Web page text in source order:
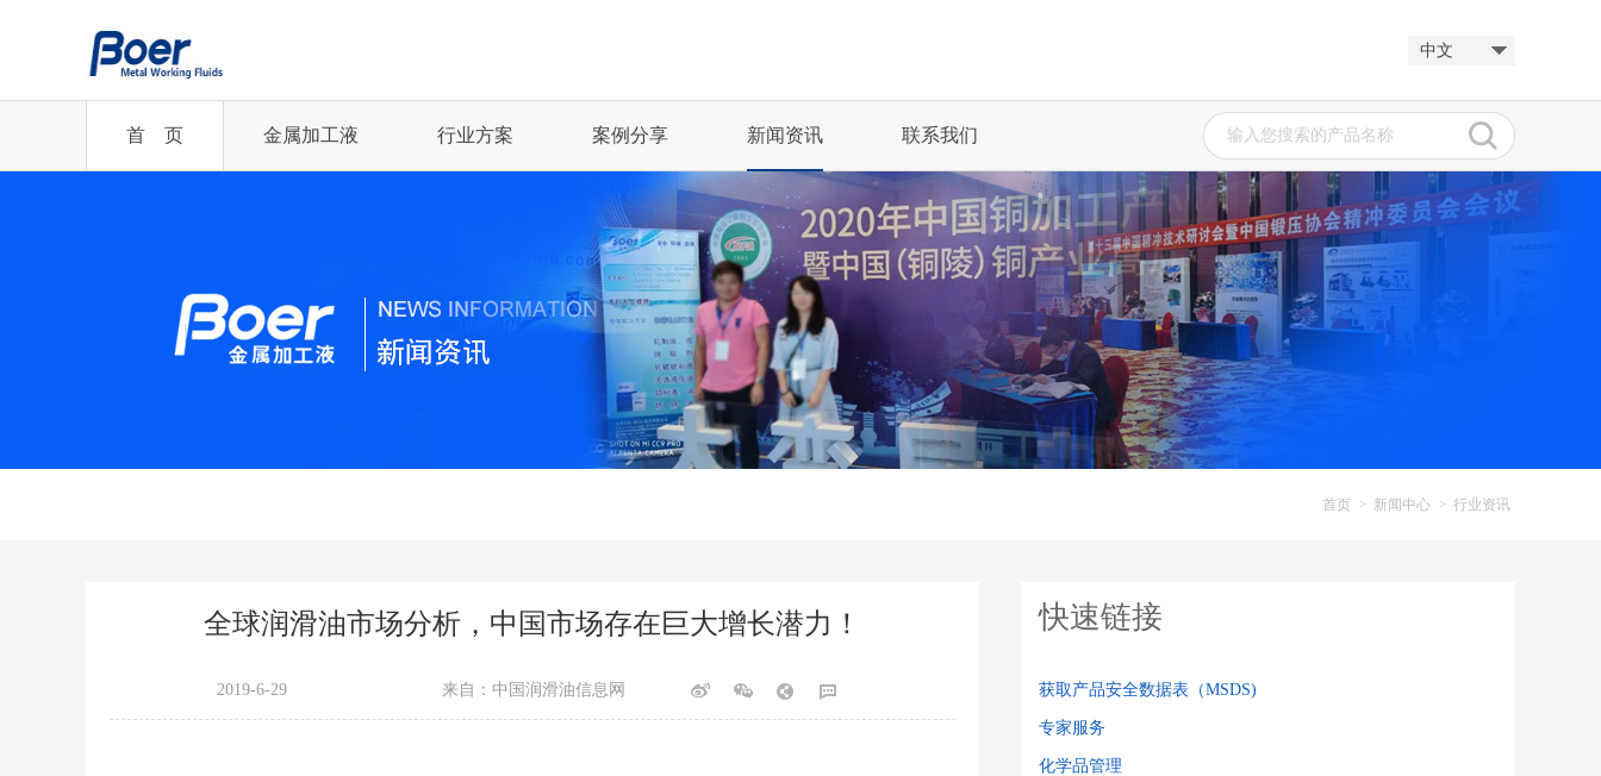
中文
首 页 金属加工液 行业方案 案例分享 新闻资讯 联系我们
全合成切削液
微乳化切削液 更多...
冲压油 珩磨油 冷轧轧制油
凸轮轴丨机械加工行业
齿轮制造丨机械加工...
凸轮轴丨机械加工行业 齿轮制造丨机械加工...
微乳化切削液 更多...
BOER CF/E... BOER K68丨... BOER CF(H...
第21届中国国际润... 玻尔科技受邀参加南...
首页 > 新闻中心 > 行业资讯
全球润滑油市场分析，中国市场存在巨大增长潜力！
2019-6-29 来自：中国润滑油信息网
快速链接
获取产品安全数据表（MSDS)
专家服务
化学品管理